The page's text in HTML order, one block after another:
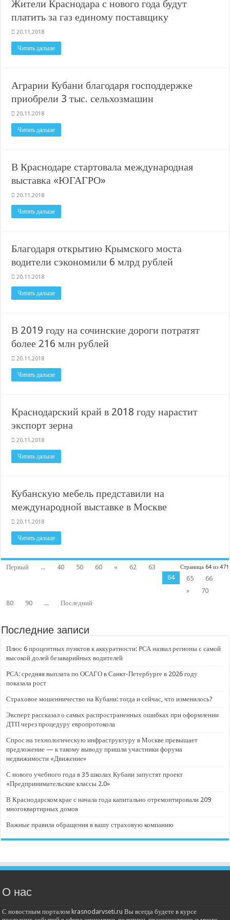
Жители Краснодара с нового года будут
платить за газ единому поставщику
20.11.2018
Читать дальше
Аграрии Кубани благодаря господдержке
приобрели 3 тыс. сельхозмашин
20.11.2018
Читать дальше
В Краснодаре стартовала международная
выставка «ЮГАГРО»
20.11.2018
Читать дальше
Благодаря открытию Крымского моста
водители сэкономили 6 млрд рублей
20.11.2018
Читать дальше
В 2019 году на сочинские дороги потратят
более 216 млн рублей
20.11.2018
Читать дальше
Краснодарский край в 2018 году нарастит
экспорт зерна
20.11.2018
Читать дальше
Кубанскую мебель представили на
международной выставке в Москве
20.11.2018
Читать дальше
Страница 64 из 471
Первый ... 40 50 60 « 62
63
64
65
66
»
70
80
90 ... Последний
Последние записи
Плюс 6 процентных пунктов к аккуратности: РСА назвал регионы с самой
высокой долей безаварийных водителей
РСА: средняя выплата по ОСАГО в Санкт-Петербурге в 2026 году
показала рост
Страховое мошенничество на Кубани: тогда и сейчас, что изменилось?
Эксперт рассказал о самых распространенных ошибках при оформлении
ДТП через процедуру европротокола
Спрос на технологическую инфраструктуру в Москве превышает
предложение — к такому выводу пришли участники форума
недвижимости «Движение»
С нового учебного года в 35 школах Кубани запустят проект
«Предпринимательские классы 2.0»
В Краснодарском крае с начала года капитально отремонтировали 209
многоквартирных домов
Важные правила обращения в вашу страховую компанию
О нас
С новостным порталом krasnodarvseti.ru Вы всегда будете в курсе